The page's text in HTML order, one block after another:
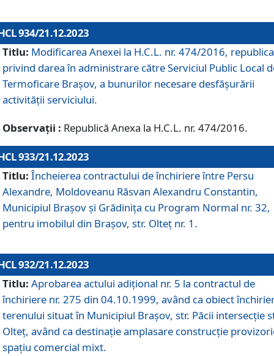
934/21.12.2023
Titlu: Modificarea Anexei la H.C.L. nr. 474/2016,
privind darea în administrare către Serviciul Public Local
Termoficare Braşov, a bunurilor necesare desfăşurării
activităţii serviciului.
Observații : Republică Anexa la H.C.L. nr. 474/2016.
933/21.12.2023
Titlu: Încheierea contractului de închiriere între Persu
Alexandre, Moldoveanu Răsvan Alexandru Constantin,
Municipiul Braşov şi Grădinița cu Program Normal nr. 32,
pentru imobilul din Brașov, str. Olteț nr. 1.
932/21.12.2023
Titlu: Aprobarea actului adițional nr. 5 la contractul de
închiriere nr. 275 din 04.10.1999, având ca obiect
terenului situat în Municipiul Brașov, str. Păcii intersecție
Olteț, având ca destinație amplasare construcție
spațiu comercial mixt.